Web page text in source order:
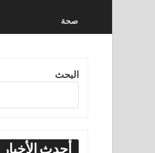
صحة
البحث
أحدث الأخبار